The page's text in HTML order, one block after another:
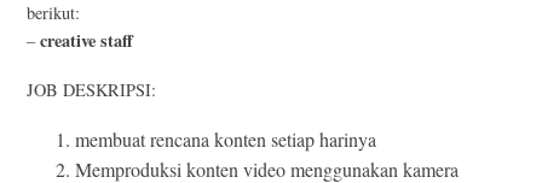
berikut:
–creative staff
JOB DESKRIPSI:
membuat rencana konten setiap harinya
Memproduksi konten video menggunakan kamera